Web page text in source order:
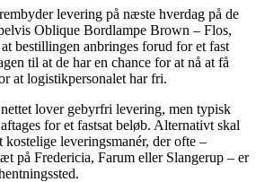
levering på næste hverdag på de
Oblique Bordlampe Brown – Flos,
bestillingen anbringes forud for et fast
til at de har en chance for at nå at få
at logistikpersonalet har fri.
lover gebyrfri levering, men typisk
for et fastsat beløb. Alternativt skal
kostelige leveringsmanér, der ofte –
på Fredericia, Farum eller Slangerup – er